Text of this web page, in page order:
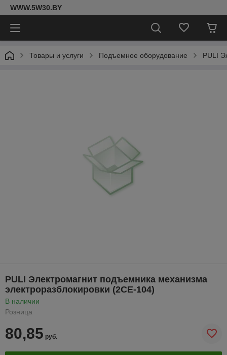
WWW.5W30.BY
Товары и услуги Подъемное оборудование PULI
PULI Электромагнит подъемника механизма
электроразблокировки (2CE-104)
В наличии
Розница
80,85 руб.